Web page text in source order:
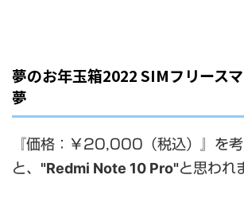
夢のお年玉箱2022 SIMフリース
夢
『価格：￥20,000（税込）』を
と、 "Redmi Note 10 Pro"と思われ